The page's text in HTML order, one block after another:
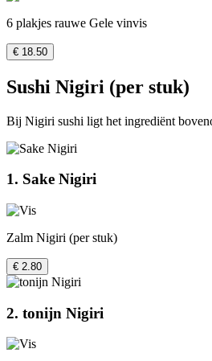
6 plakjes rauwe Gele vinvis
€ 18.50
Sushi Nigiri (per stuk)
Bij Nigiri sushi ligt het ingrediënt
1. Sake Nigiri
Zalm Nigiri (per stuk)
€ 2.80
2. tonijn Nigiri